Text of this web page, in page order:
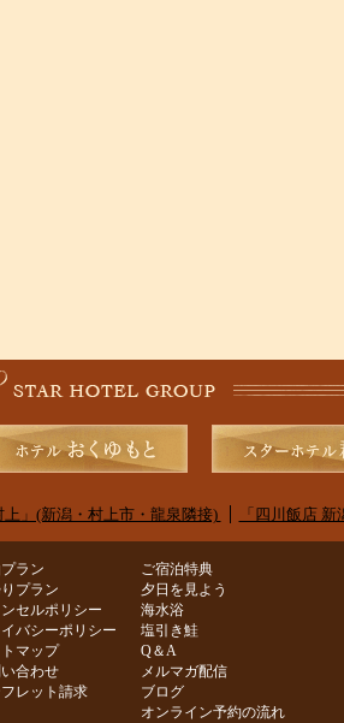
上」(新潟・村上市・龍泉隣接) 「四川飯店
ラン
プラン
セルポリシー
バシーポリシー
マップ
合わせ
レット請求
ご宿泊特典
夕日を見よう
海水浴
塩引き鮭
Q＆A
メルマガ配信
ブログ
オンライン予約の流れ